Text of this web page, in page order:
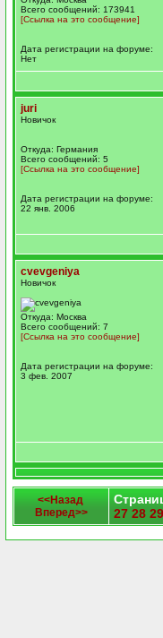
Всего сообщений: 173941
[Ссылка на это сообщение]
Дата регистрации на форуме:
Нет
juri
Новичок
Откуда: Германия
Всего сообщений: 5
[Ссылка на это сообщение]
Дата регистрации на форуме:
22 янв. 2006
cvevgeniya
Новичок
Откуда: Москва
Всего сообщений: 7
[Ссылка на это сообщение]
Дата регистрации на форуме:
3 фев. 2007
<<Назад
Вперед>>
27 28 29